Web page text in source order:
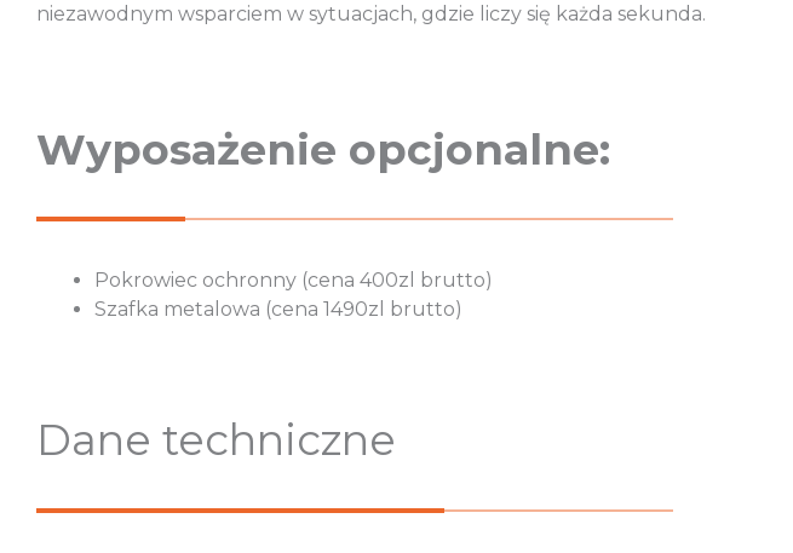
niezawodnym wsparciem w sytuacjach, gdzie liczy się każda sekunda.
Wyposażenie opcjonalne:
Pokrowiec ochronny (cena 400zl brutto)
Szafka metalowa (cena 1490zl brutto)
Dane techniczne